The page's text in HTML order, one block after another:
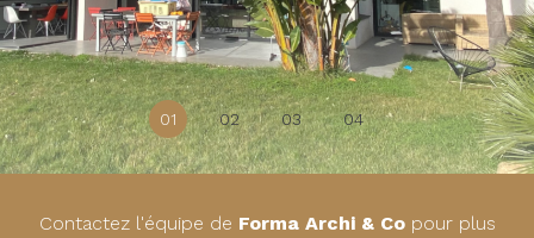
01 02 03 04
Contactez l'équipe de Forma Archi & Copour plus